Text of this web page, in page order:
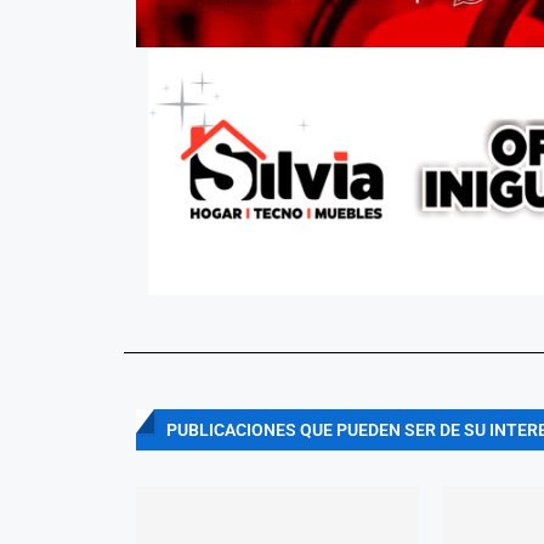
PUBLICACIONES QUE PUEDEN SER DE SU